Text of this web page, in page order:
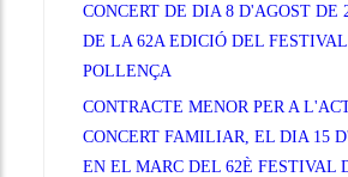
CONCERT DE DIA 8 D'AGOST DE
DE LA 62A EDICIÓ DEL
POLLENÇA
CONTRACTE MENOR PER A
CONCERT FAMILIAR, EL DIA 15
EN EL MARC DEL 62È FESTIVAL